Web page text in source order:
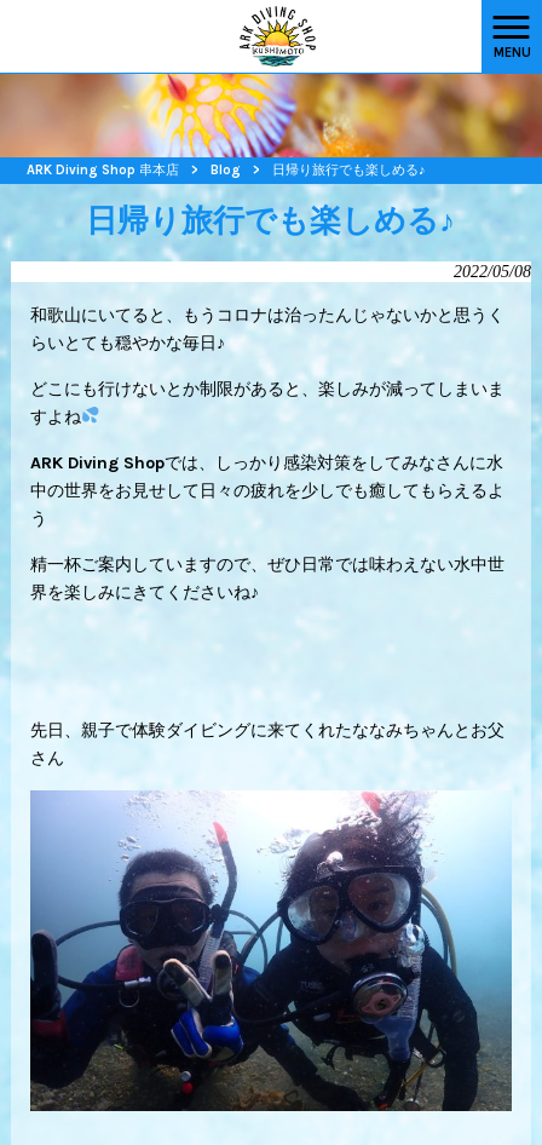
MENU
ARK Diving Shop 串本店 > Blog > 日帰り旅行でも楽しめる♪
日帰り旅行でも楽しめる♪
2022/05/08
和歌山にいてると、もうコロナは治ったんじゃないかと思うく
らいとても穏やかな毎日♪
どこにも行けないとか制限があると、楽しみが減ってしまいま
すよね
ARK Diving Shopでは、しっかり感染対策をしてみなさんに水
中の世界をお見せして日々の疲れを少しでも癒してもらえるよ
う
精一杯ご案内していますので、ぜひ日常では味わえない水中世
界を楽しみにきてくださいね♪
先日、親子で体験ダイビングに来てくれたななみちゃんとお父
さん